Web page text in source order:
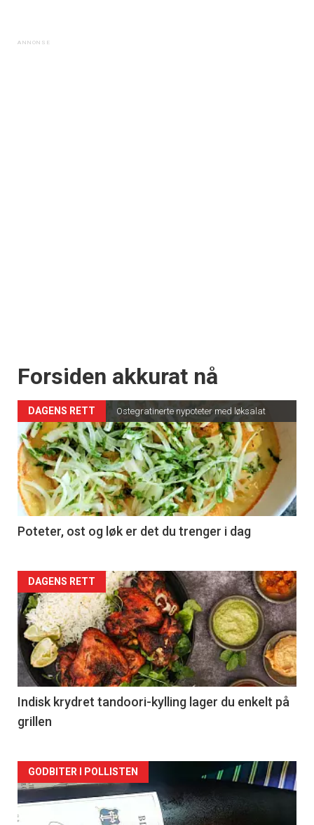
Forsiden akkurat nå
DAGENS RETT Ostegratinerte nypoteter med løksalat
Poteter, ost og løk er det du trenger i dag
Forsiden
akkurat
nå
-
2
DAGENS RETT
Indisk krydret tandoori-kylling lager du enkelt på
grillen
Forsiden
akkurat
GODBITER I POLLISTEN